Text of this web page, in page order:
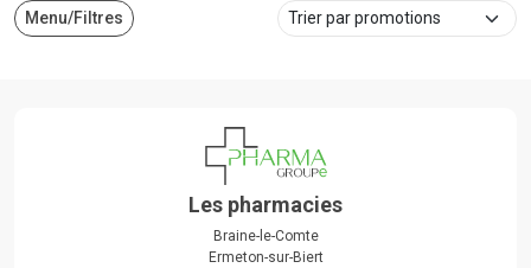
Menu/Filtres
Les pharmacies
Braine-le-Comte
Ermeton-sur-Biert